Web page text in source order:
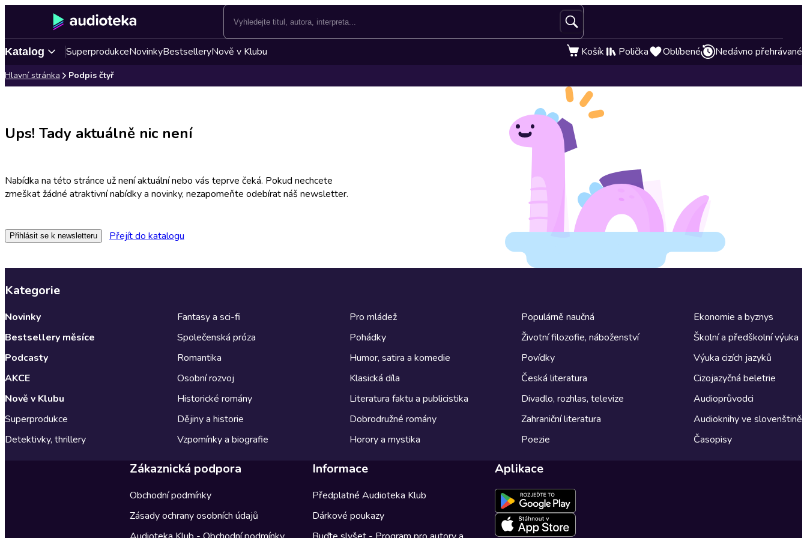
Katalog SuperprodukceNovinkyBestselleryNově v Klubu Košík Polička Oblíbené Nedávno přehrávané
Hlavní stránka Podpis čtyř
Ups! Tady aktuálně nic není
Nabídka na této stránce už není aktuální nebo vás teprve čeká. Pokud nechcete
zmeškat žádné atraktivní nabídky a novinky, nezapomeňte odebírat náš newsletter.
Přihlásit se k newsletteru Přejít do katalogu
Kategorie
Novinky
Bestsellery měsíce
Podcasty
AKCE
Nově v Klubu
Superprodukce
Detektivky, thrillery
Fantasy a sci-fi
Společenská próza
Romantika
Osobní rozvoj
Historické romány
Dějiny a historie
Vzpomínky a biografie
Pro mládež
Pohádky
Humor, satira a komedie
Klasická díla
Literatura faktu a publicistika
Dobrodružné romány
Horory a mystika
Populárně naučná
Životní filozofie, náboženství
Povídky
Česká literatura
Divadlo, rozhlas, televize
Zahraniční literatura
Poezie
Ekonomie a byznys
Školní a předškolní výuka
Výuka cizích jazyků
Cizojazyčná beletrie
Audioprůvodci
Audioknihy ve slovenštině
Časopisy
Zákaznická podpora
Obchodní podmínky
Zásady ochrany osobních údajů
Informace
Předplatné Audioteka Klub
Dárkové poukazy
Aplikace